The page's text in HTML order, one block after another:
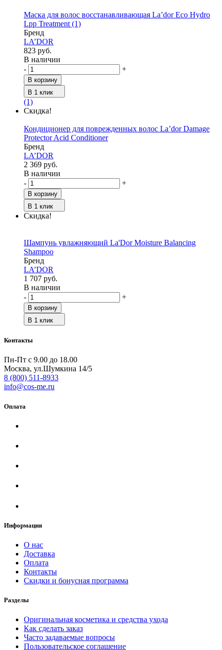
Маска для волос восстанавливающая La’dor Eco Hydro
Lpp Treatment (1)
Бренд
LA’DOR
823 руб.
В наличии
-
+
В корзину
В 1 клик
(1)
Скидка!
Кондиционер для поврежденных волос La’dor Damage
Protector Acid Conditioner
Бренд
LA’DOR
2 369 руб.
В наличии
-
+
В корзину
В 1 клик
Скидка!
Шампунь увлажняющий La'Dor Moisture Balancing
Shampoo
Бренд
LA’DOR
1 707 руб.
В наличии
-
+
В корзину
В 1 клик
Контакты
Пн-Пт с 9.00 до 18.00
Москва, ул.Шумкина 14/5
8 (800) 511-8933
info@cos-me.ru
Оплата
Информация
О нас
Доставка
Оплата
Контакты
Скидки и бонусная программа
Разделы
Оригинальная косметика и средства ухода
Как сделать заказ
Часто задаваемые вопросы
Пользовательское соглашение